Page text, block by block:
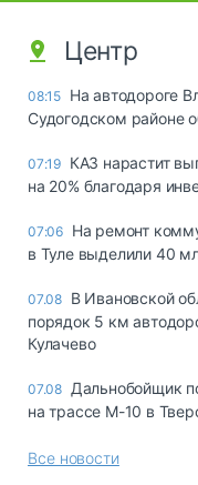
Центр
08:15 На автодороге
Судогодском районе
07:19 КАЗ нарастит
на 20% благодаря
07:06 На ремонт
в Туле выделили 40
07.08 В Ивановской
порядок 5 км
Кулачево
07.08 Дальнобойщик
на трассе М-10 в
Все новости